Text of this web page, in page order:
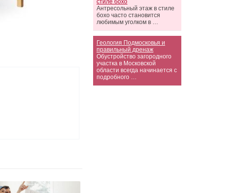
стиле бохо
Антресольный этаж в стиле
бохо часто становится
любимым уголком в …
Геология Подмосковья и
правильный дренаж
Обустройство загородного
участка в Московской
области всегда начинается с
подробного …